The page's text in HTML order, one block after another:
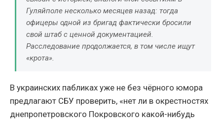
Гуляйполе несколько месяцев назад: тогда
офицеры одной из бригад фактически бросили
свой штаб с ценной документацией.
Расследование продолжается, в том числе ищут
«крота».
В украинских пабликах уже не без чёрного юмора
предлагают СБУ проверить, «нет ли в окрестностях
днепропетровского Покровского какой-нибудь